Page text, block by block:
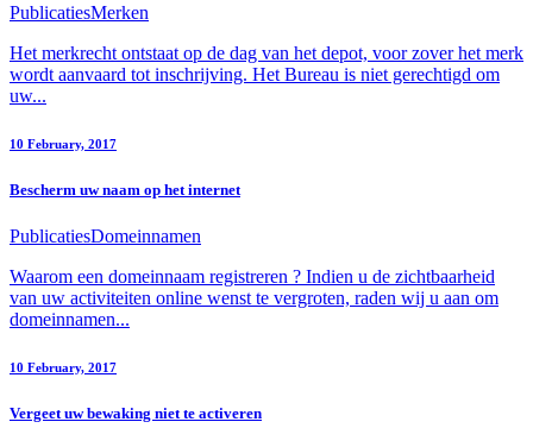
PublicatiesMerken
Het merkrecht ontstaat op de dag van het depot, voor zover het merk
wordt aanvaard tot inschrijving. Het Bureau is niet gerechtigd om
uw...
10 February, 2017
Bescherm uw naam op het internet
PublicatiesDomeinnamen
Waarom een domeinnaam registreren ? Indien u de zichtbaarheid
van uw activiteiten online wenst te vergroten, raden wij u aan om
domeinnamen...
10 February, 2017
Vergeet uw bewaking niet te activeren